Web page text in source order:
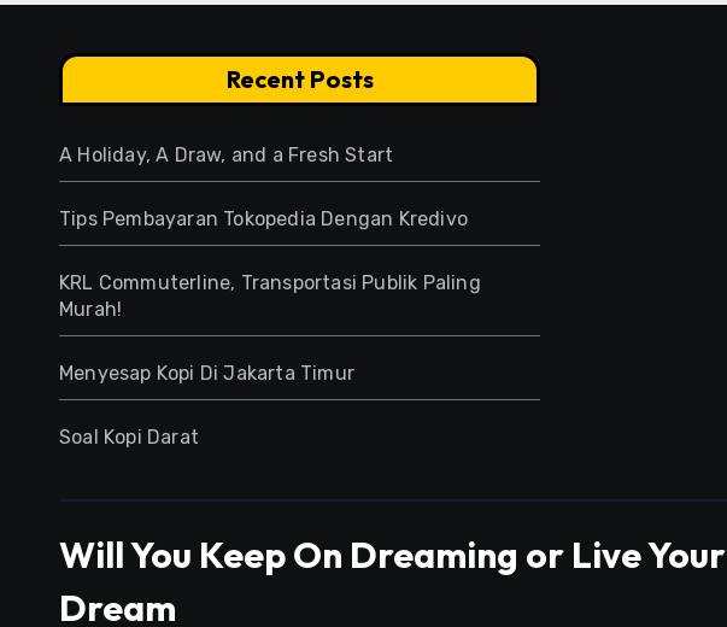
Recent Posts
A Holiday, A Draw, and a Fresh Start
Tips Pembayaran Tokopedia Dengan Kredivo
KRL Commuterline, Transportasi Publik Paling
Murah!
Menyesap Kopi Di Jakarta Timur
Soal Kopi Darat
Will You Keep On Dreaming or Live Your
Dream